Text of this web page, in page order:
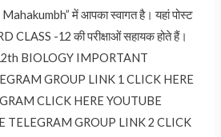
Mahakumbh” में आपका स्वागत है। यहां पोस्ट
CLASS -12 की परीक्षाओं सहायक होते हैं।
BIOLOGY IMPORTANT
GROUP LINK 1 CLICK HERE
CLICK HERE YOUTUBE
TELEGRAM GROUP LINK 2 CLICK